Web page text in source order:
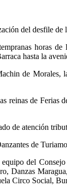
del desfile de
horas
hasta la
de
de
de atención
de
del
Danzas
Circo Social,